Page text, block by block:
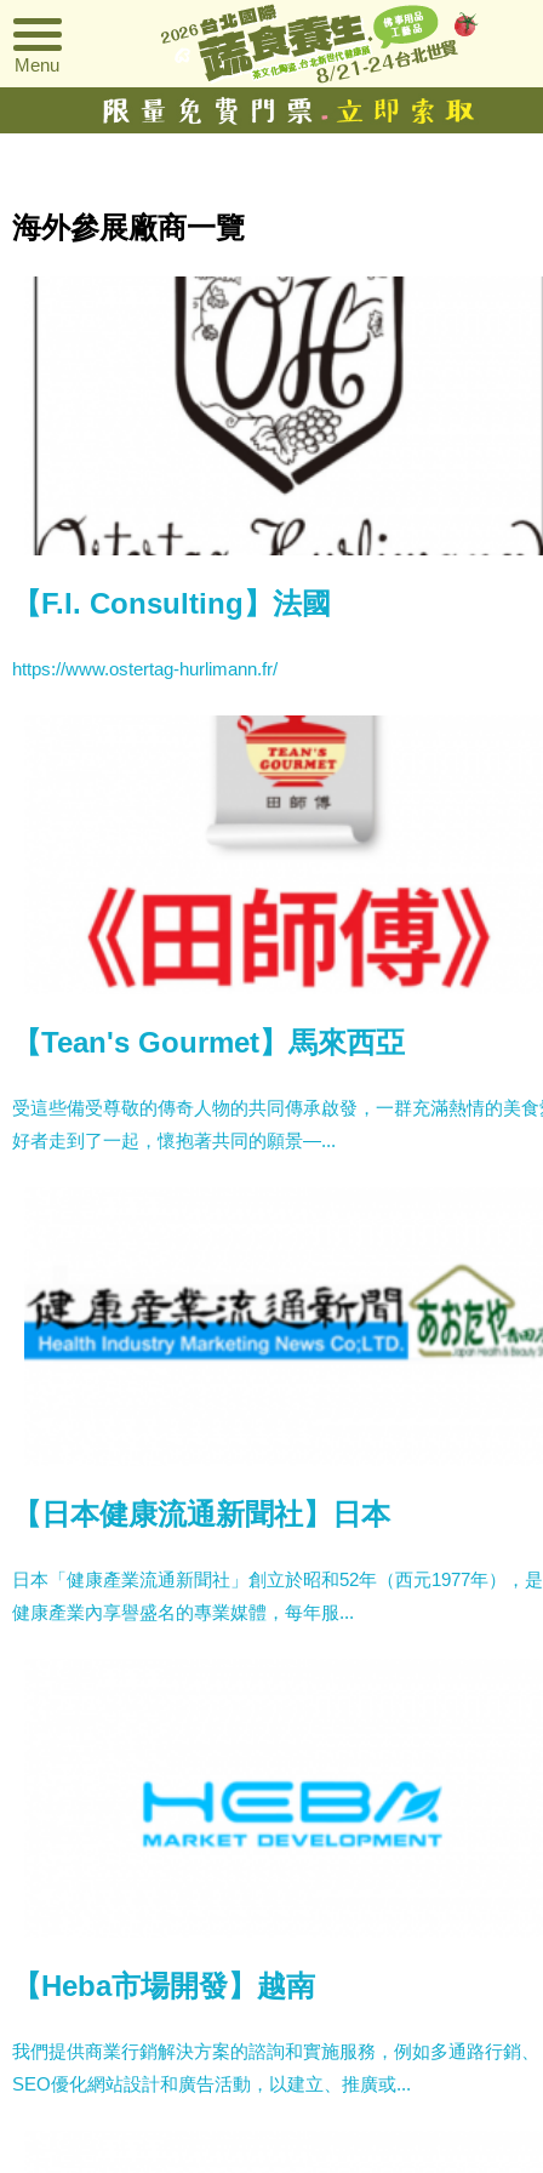
Menu
海外參展廠商一覽
【F.I. Consulting】法國
https://www.ostertag-hurlimann.fr/
【Tean's Gourmet】馬來西亞
受這些備受尊敬的傳奇人物的共同傳承啟發，一群充滿熱情的美食
好者走到了一起，懷抱著共同的願景—...
【日本健康流通新聞社】日本
日本「健康產業流通新聞社」創立於昭和52年（西元1977年），
健康產業內享譽盛名的專業媒體，每年服...
【Heba市場開發】越南
我們提供商業行銷解決方案的諮詢和實施服務，例如多通路行銷、
SEO優化網站設計和廣告活動，以建立、推廣或...